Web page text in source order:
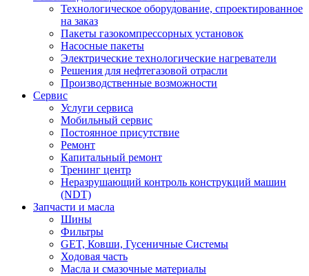
Технологическое оборудование, спроектированное
на заказ
Пакеты газокомпрессорных установок
Насосные пакеты
Электрические технологические нагреватели
Решения для нефтегазовой отрасли
Производственные возможности
Сервис
Услуги сервиса
Мобильный сервис
Постоянное присутствие
Ремонт
Капитальный ремонт
Тренинг центр
Неразрушающий контроль конструкций машин
(NDT)
Запчасти и масла
Шины
Фильтры
GET, Ковши, Гусеничные Системы
Ходовая часть
Масла и смазочные материалы